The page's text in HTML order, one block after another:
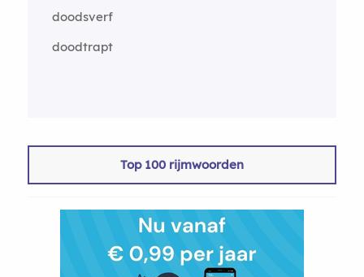
doodsverf
doodtrapt
Top 100 rijmwoorden